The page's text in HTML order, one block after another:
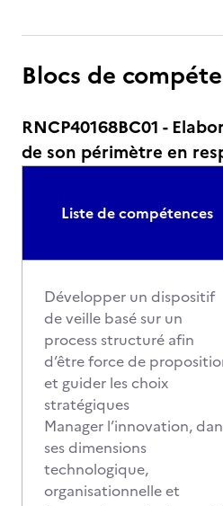
Blocs de
RNCP40168BC01 -
de son périmètre en
Liste de compétences
Développer un dispositif
de veille basé sur un
process structuré afin
d’être force de
et guider les choix
stratégiques
Manager l’innovation,
ses dimensions
technologique,
organisationnelle et